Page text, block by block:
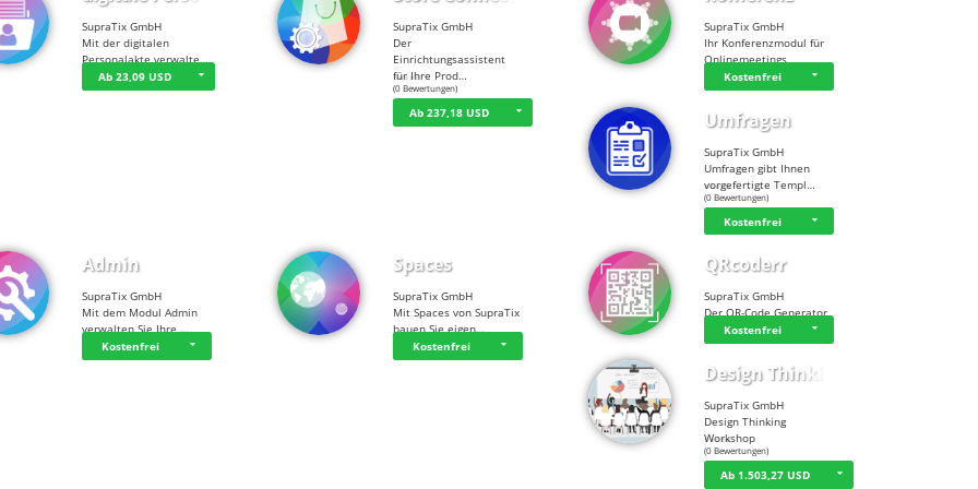
SupraTix GmbH
Mit der digitalen
Personalakte verwalte…
Ab 23,09 USD
SupraTix GmbH
Der
Einrichtungsassistent
für Ihre Prod…
☆☆☆ ☆☆
(0 Bewertungen)
Ab 237,18 USD
SupraTix GmbH
Ihr Konferenzmodul für
Onlinemeetings
Kostenfrei
Umfragen
SupraTix GmbH
Umfragen gibt Ihnen
vorgefertigte Templ…
☆☆☆☆☆
(0 Bewertungen)
Kostenfrei
Admin
SupraTix GmbH
Mit dem Modul Admin
verwalten Sie Ihre …
Kostenfrei
Spaces
SupraTix GmbH
Mit Spaces von SupraTix
bauen Sie eigen…
Kostenfrei
QRcoderr
SupraTix GmbH
Der QR-Code Generator
Kostenfrei
Design Thinking…
SupraTix GmbH
Design Thinking
Workshop
☆☆☆ ☆☆
(0 Bewertungen)
Ab 1.503,27 USD